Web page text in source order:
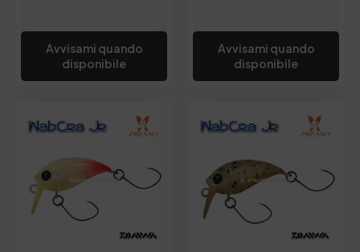
Avvisami quando
disponibile
Avvisami quando
disponibile